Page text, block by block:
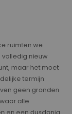
ruimten we
volledig nieuw
maar het moet
termijn
geen gronden
alle